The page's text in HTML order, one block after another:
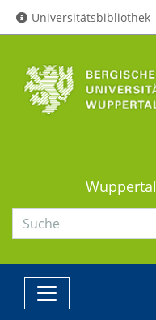
Universitätsbibliothek
Wuppertal